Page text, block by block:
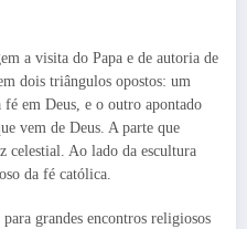
a visita do Papa e de autoria de
dois triângulos opostos: um
em Deus, e o outro apontado
vem de Deus. A parte que
celestial. Ao lado da escultura
da fé católica.
grandes encontros religiosos